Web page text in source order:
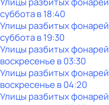
субботав18:40
Улицы разбитых фонарей
субботав19:30
Улицы разбитых фонарей
воскресенье в03:30
Улицы разбитых фонарей
воскресенье в04:20
Улицы разбитых фонарей